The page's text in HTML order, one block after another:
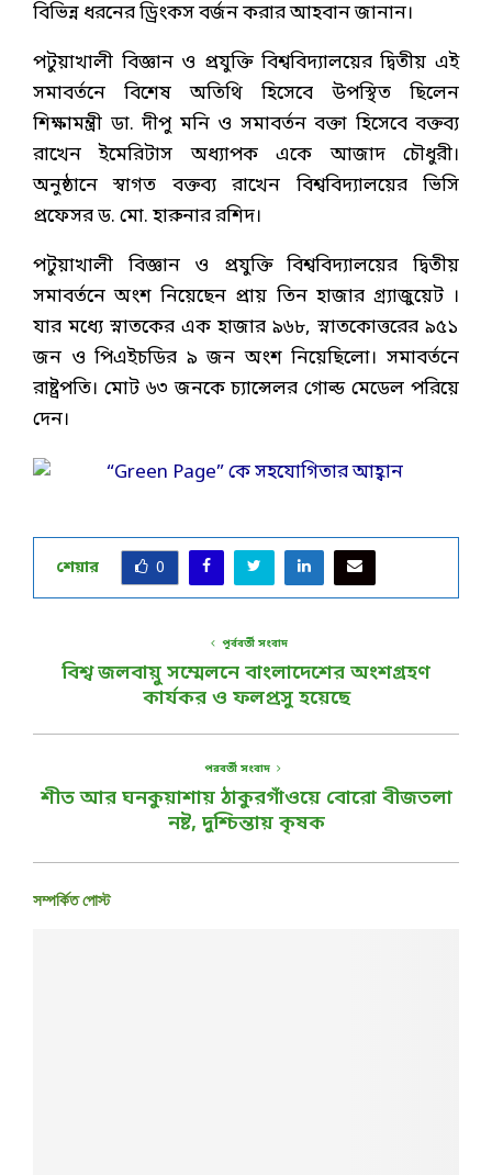
বিভিন্ন ধরনের ড্রিংকস বর্জন করার আহবান জানান।
পটুয়াখালী বিজ্ঞান ও প্রযুক্তি বিশ্ববিদ্যালয়ের দ্বিতীয় এই
সমাবর্তনে বিশেষ অতিথি হিসেবে উপস্থিত ছিলেন
শিক্ষামন্ত্রী ডা. দীপু মনি ও সমাবর্তন বক্তা হিসেবে বক্তব্য
রাখেন ইমেরিটাস অধ্যাপক একে আজাদ চৌধুরী।
অনুষ্ঠানে স্বাগত বক্তব্য রাখেন বিশ্ববিদ্যালয়ের ভিসি
প্রফেসর ড. মো. হারুনার রশিদ।
পটুয়াখালী বিজ্ঞান ও প্রযুক্তি বিশ্ববিদ্যালয়ের দ্বিতীয়
সমাবর্তনে অংশ নিয়েছেন প্রায় তিন হাজার গ্র্যাজুয়েট ।
যার মধ্যে স্নাতকের এক হাজার ৯৬৮, স্নাতকোত্তরের ৯৫১
জন ও পিএইচডির ৯ জন অংশ নিয়েছিলো। সমাবর্তনে
রাষ্ট্রপতি। মোট ৬৩ জনকে চ্যান্সেলর গোল্ড মেডেল পরিয়ে
দেন।
শেয়ার 0
পূর্ববর্তী সংবাদ
বিশ্ব জলবায়ু সম্মেলনে বাংলাদেশের অংশগ্রহণ
কার্যকর ও ফলপ্রসু হয়েছে
পরবর্তী সংবাদ
শীত আর ঘনকুয়াশায় ঠাকুরগাঁওয়ে বোরো বীজতলা
নষ্ট, দুশ্চিন্তায় কৃষক
সম্পর্কিত পোস্ট